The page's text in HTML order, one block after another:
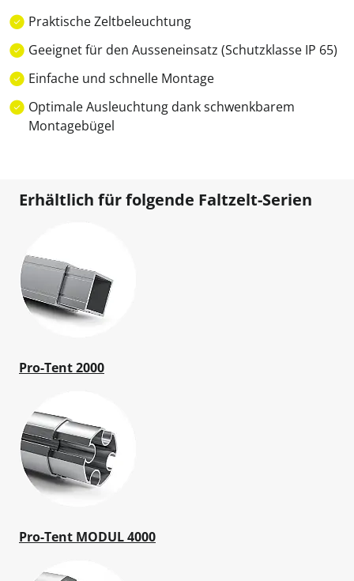
Praktische Zeltbeleuchtung
Geeignet für den Ausseneinsatz (Schutzklasse IP 65)
Einfache und schnelle Montage
Optimale Ausleuchtung dank schwenkbarem
Montagebügel
Erhältlich für folgende Faltzelt-Serien
Pro-Tent 2000
Pro-Tent MODUL 4000